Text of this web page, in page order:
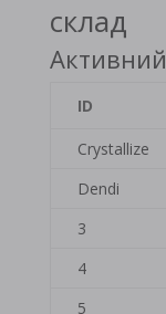
склад
Активний
ID
Crystallize
Dendi
3
4
5